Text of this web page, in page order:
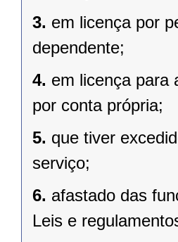
3. em licença por
dependente;
4. em licença para
por conta própria;
5. que tiver
serviço;
6. afastado das
Leis e